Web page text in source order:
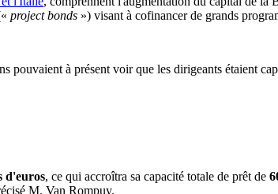
project bonds ») visant à cofinancer de grands
à présent voir que les dirigeants étaient
d'euros, ce qui accroîtra sa capacité totale de prêt de
M. Van Rompuy.